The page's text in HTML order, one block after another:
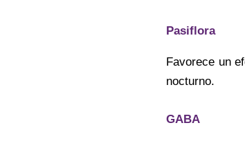
Pasiflora
Favorece un
nocturno.
GABA